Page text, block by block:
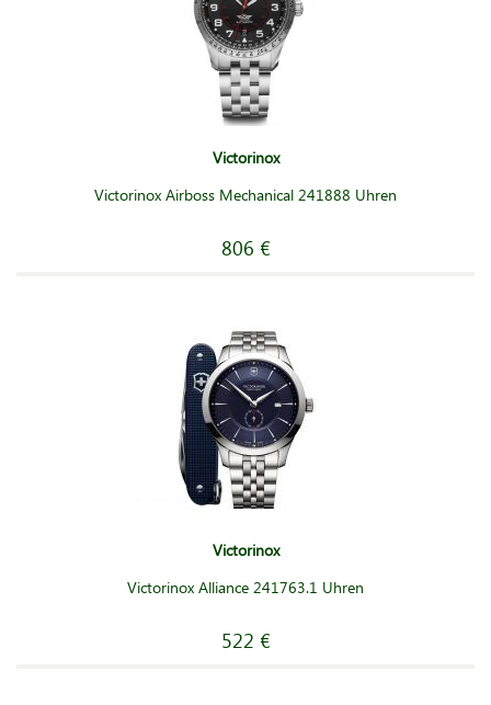
Victorinox
Victorinox Airboss Mechanical 241888 Uhren
806 €
Victorinox
Victorinox Alliance 241763.1 Uhren
522 €